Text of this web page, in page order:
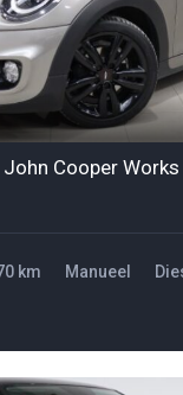
Cooper Works
km Manueel